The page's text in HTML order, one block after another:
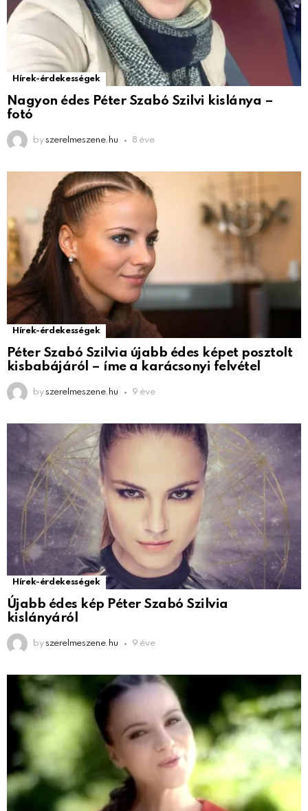
Hírek-érdekességek
Nagyon édes Péter Szabó Szilvi kislánya –
fotó
by szerelmeszene.hu 8 éve
Hírek-érdekességek
Péter Szabó Szilvia újabb édes képet posztolt
kisbabájáról – íme a karácsonyi felvétel
by szerelmeszene.hu 9 éve
Hírek-érdekességek
Újabb édes kép Péter Szabó Szilvia
kislányáról
by szerelmeszene.hu 9 éve